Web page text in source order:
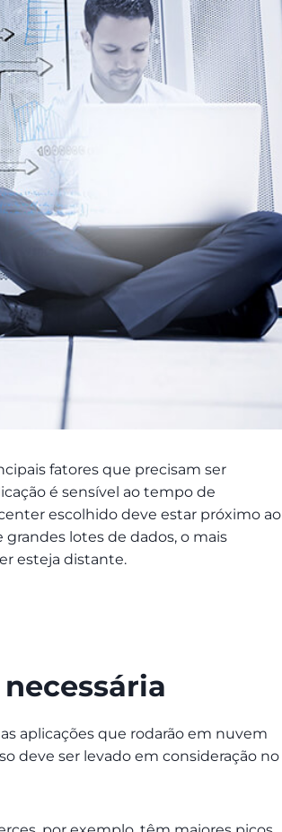
fatores que precisam ser
é sensível ao tempo de
escolhido deve estar próximo ao
lotes de dados, o mais
esteja distante.
aplicações que rodarão em nuvem
deve ser levado em consideração no